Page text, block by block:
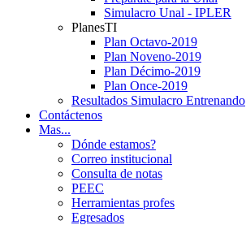
Simulacro Unal - IPLER
PlanesTI
Plan Octavo-2019
Plan Noveno-2019
Plan Décimo-2019
Plan Once-2019
Resultados Simulacro Entrenando
Contáctenos
Mas...
Dónde estamos?
Correo institucional
Consulta de notas
PEEC
Herramientas profes
Egresados